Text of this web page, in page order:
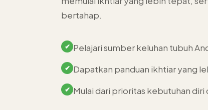
bertahap.
Pelajari sumber keluhan tubuh
Dapatkan panduan ikhtiar yang
Mulai dari prioritas kebutuhan diri